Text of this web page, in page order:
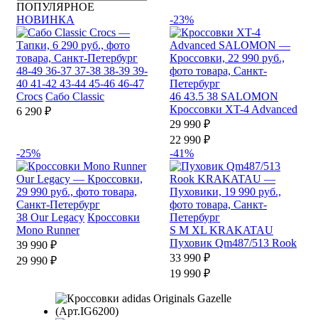
ПОПУЛЯРНОЕ
НОВИНКА
48-49 36-37 37-38 38-39 39-
40 41-42 43-44 45-46 46-47
Crocs Сабо Classic
6 290 ₽
-23%
46 43.5 38 SALOMON
Кроссовки XT-4 Advanced
29 990 ₽
22 990 ₽
-25%
38 Our Legacy Кроссовки
Mono Runner
39 990 ₽
29 990 ₽
-41%
S M XL KRAKATAU
Пуховик Qm487/513 Rook
33 990 ₽
19 990 ₽